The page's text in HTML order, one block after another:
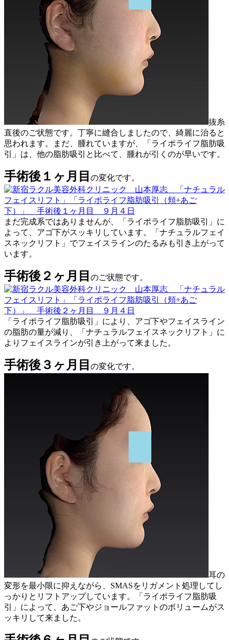
抜糸
直後のご状態です。丁寧に縫合しましたので、綺麗に治ると
思われます。まだ、腫れていますが、「ライポライフ脂肪吸
引」は、他の脂肪吸引と比べて、腫れが引くのが早いです。
手術後１ヶ月目 の変化です。
まだ完成系ではありませんが、「ライポライフ脂肪吸引」に
よって、アゴ下がスッキリしています。「ナチュラルフェイ
スネックリフト」でフェイスラインのたるみも引き上がって
います。
手術後２ヶ月目 のご状態です。
「ライポライフ脂肪吸引」により、アゴ下やフェイスライン
の脂肪の量が減り、「ナチュラルフェイスネックリフト」に
よりフェイスラインが引き上がって来ました。
手術後３ヶ月目 の変化です。
耳の
変形を最小限に抑えながら、SMASをリガメント処理してし
っかりとリフトアップしています。「ライポライフ脂肪吸
引」によって、あご下やジョールファットのボリュームがス
ッキリして来ました。